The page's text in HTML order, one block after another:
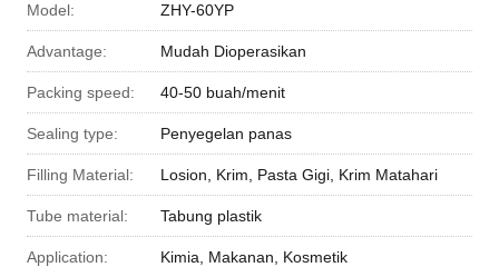
Model: ZHY-60YP
Advantage: Mudah Dioperasikan
Packing speed: 40-50 buah/menit
Sealing type: Penyegelan panas
Filling Material: Losion, Krim, Pasta Gigi, Krim Matahari
Tube material: Tabung plastik
Application: Kimia, Makanan, Kosmetik